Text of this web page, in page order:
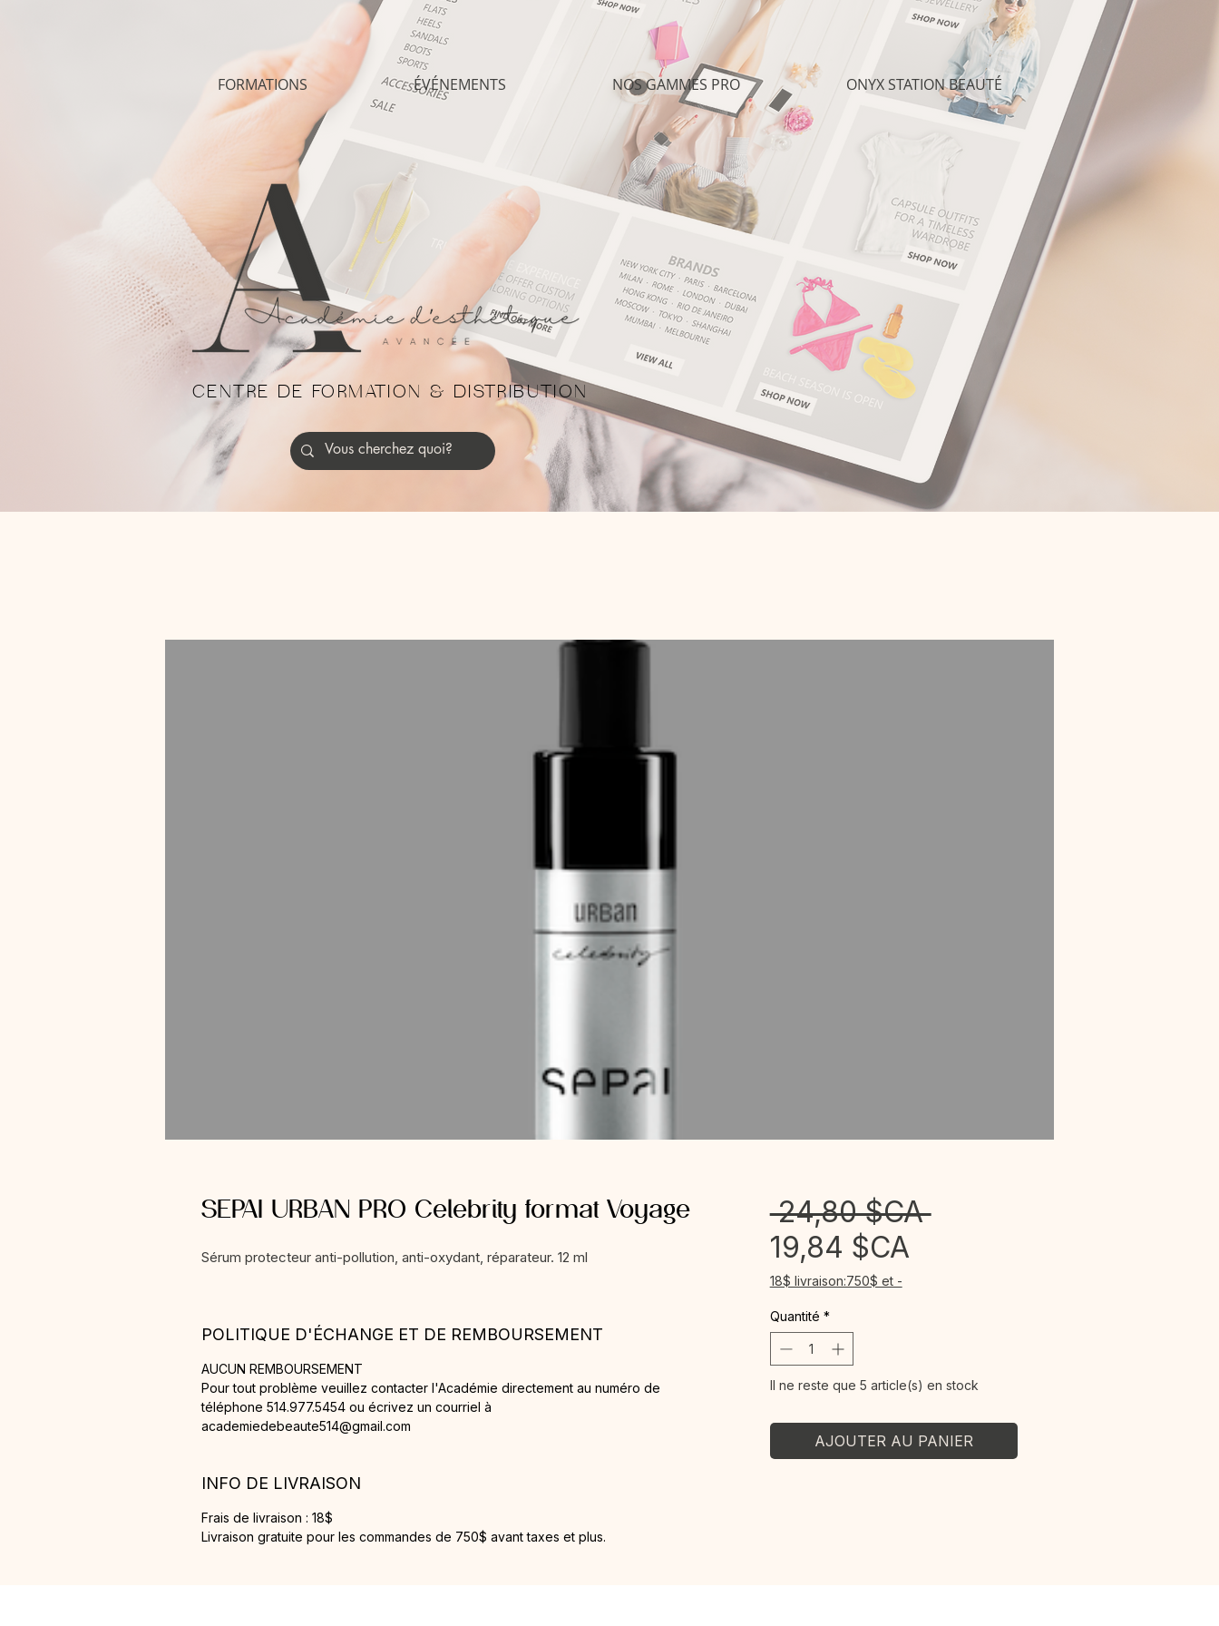
FORMATIONS ÉVÉNEMENTS NOS GAMMES PRO ONYX STATION BEAUTÉ
CENTRE DE FORMATION & DISTRIBUTION
SEPAI URBAN PRO Celebrity format Voyage
Sérum protecteur anti-pollution, anti-oxydant, réparateur. 12 ml
POLITIQUE D'ÉCHANGE ET DE REMBOURSEMENT
AUCUN REMBOURSEMENT
Pour tout problème veuillez contacter l'Académie directement au numéro de
téléphone 514.977.5454 ou écrivez un courriel à
academiedebeaute514@gmail.com
INFO DE LIVRAISON
Frais de livraison : 18$
Livraison gratuite pour les commandes de 750$ avant taxes et plus.
24,80 $CA Prix
19,84 $CAPrix
18$ livraison:750$ et -
Quantité *
Il ne reste que 5 article(s) en stock
AJOUTER AU PANIER